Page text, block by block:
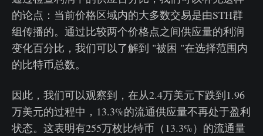
的论点：当前价格区域内的大多数交易是由STH群
组传播的。通过比较两个价格点之间供应量的利润
变化百分比，我们可以了解到 "被困 "在选择范围内
的比特币总数。
因此，我们可以观察到，在从2.4万美元下跌到1.96
万美元的过程中，13.3%的流通供应量不再处于盈利
状态。这表明有255万枚比特币（13.3%）的流通量